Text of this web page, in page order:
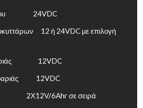
24VDC
12 ή 24VDC µε επιλογή
12VDC
12VDC
2Χ12V/6Ahr σε σειρά